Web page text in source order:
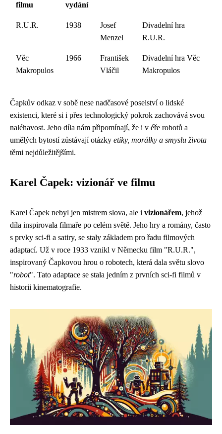
filmu
vydání
R.U.R. 1938
Josef
Menzel
Divadelní hra
R.U.R.
Věc
Makropulos
1966
František
Vláčil
Divadelní hra Věc
Makropulos
Čapkův odkaz v sobě nese nadčasové poselství o lidské
existenci, které si i přes technologický pokrok zachovává svou
naléhavost. Jeho díla nám připomínají, že i v éře robotů a
umělých bytostí zůstávají otázky etiky, morálky a smyslu života
těmi nejdůležitějšími.
Karel Čapek: vizionář ve filmu
Karel Čapek nebyl jen mistrem slova, ale i vizionářem, jehož
díla inspirovala filmaře po celém světě. Jeho hry a romány, často
s prvky sci-fi a satiry, se staly základem pro řadu filmových
adaptací. Už v roce 1933 vznikl v Německu film "R.U.R.",
inspirovaný Čapkovou hrou o robotech, která dala světu slovo
"robot". Tato adaptace se stala jedním z prvních sci-fi filmů v
historii kinematografie.